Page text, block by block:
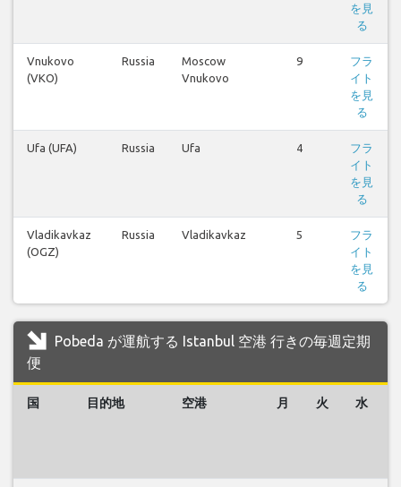
を見
る
Vnukovo
(VKO)
Russia
Moscow
Vnukovo
9
フラ
イト
を見
る
Ufa (UFA) Russia Ufa 4
フラ
イト
を見
る
Vladikavkaz
(OGZ)
Russia Vladikavkaz 5
フラ
イト
を見
る
Pobeda が運航する Istanbul 空港 行きの毎週定期
便
国 目的地 空港 月 火 水